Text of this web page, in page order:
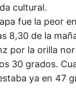
cultural.
fue la peor
8,30 de la
por la orilla
30 grados.
ya en 47